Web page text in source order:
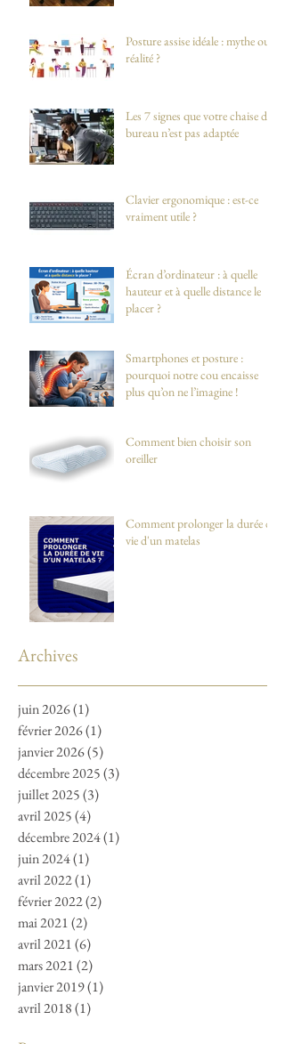
Posture assise idéale : mythe ou
réalité ?
Les 7 signes que votre chaise de
bureau n’est pas adaptée
Clavier ergonomique : est-ce
vraiment utile ?
Écran d’ordinateur : à quelle
hauteur et à quelle distance le
placer ?
Smartphones et posture :
pourquoi notre cou encaisse
plus qu’on ne l’imagine !
Comment bien choisir son
oreiller
Comment prolonger la durée de
vie d'un matelas
Archives
juin 2026(1)
février 2026(1)
janvier 2026(5)
décembre 2025(3)
juillet 2025(3)
avril 2025(4)
décembre 2024(1)
juin 2024(1)
avril 2022(1)
février 2022(2)
mai 2021(2)
avril 2021(6)
mars 2021(2)
janvier 2019(1)
avril 2018(1)